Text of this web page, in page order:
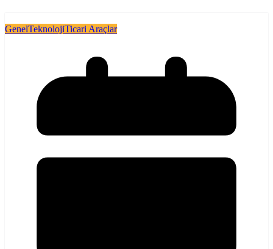
GenelTeknolojiTicari Araçlar